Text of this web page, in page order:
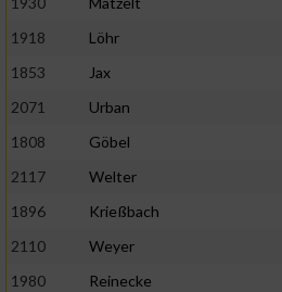
1918
Löhr
1853
Jax
2071
Urban
1808
Göbel
2117
Welter
1896
Krießbach
2110
Weyer
1980
Reinecke